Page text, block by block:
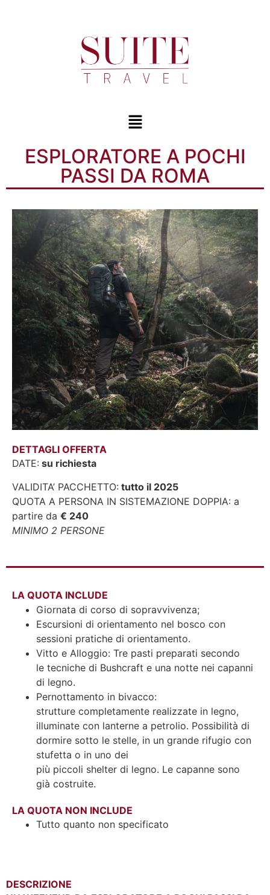
ESPLORATORE A POCHI
PASSI DA ROMA
DETTAGLI OFFERTA
DATE: su richiesta
VALIDITA’ PACCHETTO: tutto il 2025
QUOTA A PERSONA IN SISTEMAZIONE DOPPIA: a
partire da € 240
MINIMO 2 PERSONE
LA QUOTA INCLUDE
Giornata di corso di sopravvivenza;
Escursioni di orientamento nel bosco con
sessioni pratiche di orientamento.
Vitto e Alloggio: Tre pasti preparati secondo
le tecniche di Bushcraft e una notte nei capanni
di legno.
Pernottamento in bivacco:
strutture completamente realizzate in legno,
illuminate con lanterne a petrolio. Possibilità di
dormire sotto le stelle, in un grande rifugio con
stufetta o in uno dei
più piccoli shelter di legno. Le capanne sono
già costruite.
LA QUOTA NON INCLUDE
Tutto quanto non specificato
DESCRIZIONE